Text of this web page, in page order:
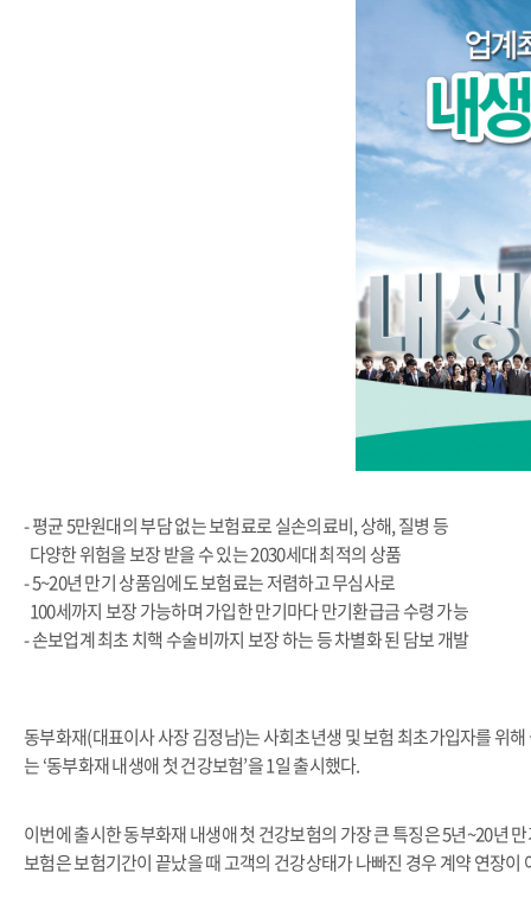
- 평균 5만원대의 부담 없는 보험료로 실손의료비, 상해, 질병 등
다양한 위험을 보장 받을 수 있는 2030세대 최적의 상품
- 5~20년 만기 상품임에도 보험료는 저렴하고 무심사로
100세까지 보장 가능하며 가입한 만기마다 만기환급금 수령 가능
- 손보업계 최초 치핵 수술비까지 보장 하는 등 차별화 된 담보 개발
동부화재(대표이사 사장 김정남)는 사회초년생 및 보험 최초가입자를 위
는 ‘동부화재 내생애 첫 건강보험’을 1일 출시했다.
이번에 출시한 동부화재 내생애 첫 건강보험의 가장 큰 특징은 5년~20년
보험은 보험기간이 끝났을 때 고객의 건강상태가 나빠진 경우 계약 연장